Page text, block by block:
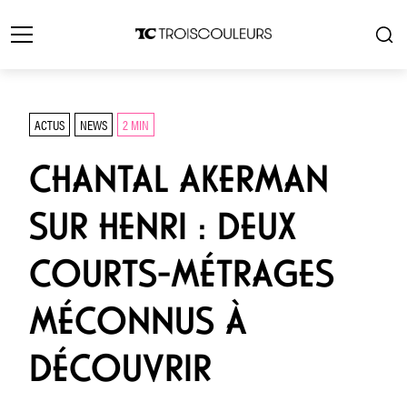
ACTUS NEWS 2 MIN
CHANTAL AKERMAN
SUR HENRI : DEUX
COURTS-MÉTRAGES
MÉCONNUS À
DÉCOUVRIR